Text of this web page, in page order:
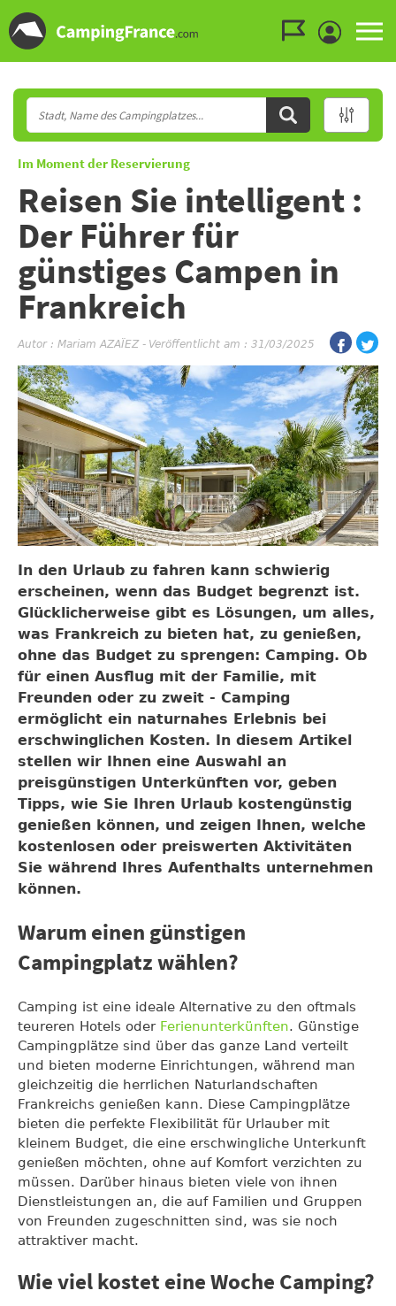
Im Moment der Reservierung
Reisen Sie intelligent :
Der Führer für
günstiges Campen in
Frankreich
Autor : Mariam AZAÏEZ- Veröffentlicht am : 31/03/2025
In den Urlaub zu fahren kann schwierig
erscheinen, wenn das Budget begrenzt ist.
Glücklicherweise gibt es Lösungen, um alles,
was Frankreich zu bieten hat, zu genießen,
ohne das Budget zu sprengen: Camping. Ob
für einen Ausflug mit der Familie, mit
Freunden oder zu zweit - Camping
ermöglicht ein naturnahes Erlebnis bei
erschwinglichen Kosten. In diesem Artikel
stellen wir Ihnen eine Auswahl an
preisgünstigen Unterkünften vor, geben
Tipps, wie Sie Ihren Urlaub kostengünstig
genießen können, und zeigen Ihnen, welche
kostenlosen oder preiswerten Aktivitäten
Sie während Ihres Aufenthalts unternehmen
können.
Warum einen günstigen
Campingplatz wählen?
Camping ist eine ideale Alternative zu den oftmals
teureren Hotels oder Ferienunterkünften. Günstige
Campingplätze sind über das ganze Land verteilt
und bieten moderne Einrichtungen, während man
gleichzeitig die herrlichen Naturlandschaften
Frankreichs genießen kann. Diese Campingplätze
bieten die perfekte Flexibilität für Urlauber mit
kleinem Budget, die eine erschwingliche Unterkunft
genießen möchten, ohne auf Komfort verzichten zu
müssen. Darüber hinaus bieten viele von ihnen
Dienstleistungen an, die auf Familien und Gruppen
von Freunden zugeschnitten sind, was sie noch
attraktiver macht.
Wie viel kostet eine Woche Camping?